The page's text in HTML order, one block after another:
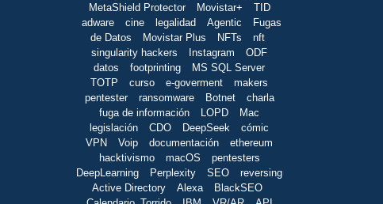
MetaShield Protector
Movistar+
TID
adware
cine legalidad Agentic
Fugas
de Datos
Movistar Plus NFTs
nft
singularity hackers
Instagram
ODF
datos
footprinting
MS SQL Server
TOTP
curso e-goverment
makers
pentester
ransomware Botnet
charla
fuga de información
LOPD
Mac
legislación
CDO DeepSeek
cómic
VPN
Voip documentación
ethereum
hacktivismo
macOS
pentesters
DeepLearning
Perplexity SEO
reversing
Active Directory
Alexa
BlackSEO